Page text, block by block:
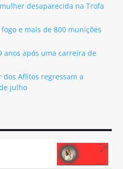
desaparecida na Trofa
e mais de 800 munições
anos após uma carreira de
dos Aflitos regressam a
julho